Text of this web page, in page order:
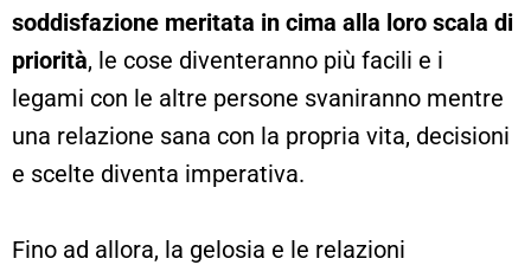
soddisfazione meritata in cima alla loro scala di
priorità, le cose diventeranno più facili e i
legami con le altre persone svaniranno mentre
una relazione sana con la propria vita, decisioni
e scelte diventa imperativa.
Fino ad allora, la gelosia e le relazioni